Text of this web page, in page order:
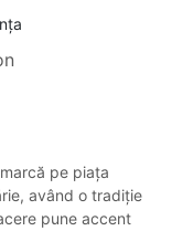
pe piața
având o tradiție
pune accent